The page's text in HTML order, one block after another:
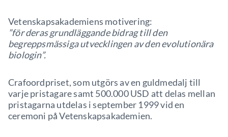
Vetenskapsakademiens motivering:
”för deras grundläggande bidrag till den
begreppsmässiga utvecklingen av den evolutionära
biologin”.
Crafoordpriset, som utgörs av en guldmedalj till
varje pristagare samt 500.000 USD att delas mellan
pristagarna utdelas i september 1999 vid en
ceremoni på Vetenskapsakademien.